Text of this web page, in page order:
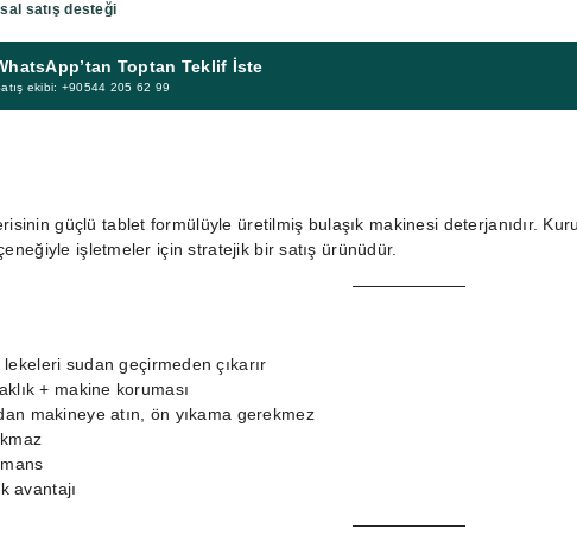
satış desteği
Toptan Teklif İste
ekibi: +90544 205 62 99
güçlü tablet formülüyle üretilmiş bulaşık makinesi deterjanıdır.
işletmeler için stratejik bir satış ürünüdür.
sudan geçirmeden çıkarır
+ makine koruması
makineye atın, ön yıkama gerekmez
avantajı